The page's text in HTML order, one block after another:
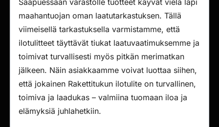
Saapuessaan varastolle tuotteet käyvät vielä läpi
maahantuojan oman laatutarkastuksen. Tällä
viimeisellä tarkastuksella varmistamme, että
ilotulitteet täyttävät tiukat laatuvaatimuksemme ja
toimivat turvallisesti myös pitkän merimatkan
jälkeen. Näin asiakkaamme voivat luottaa siihen,
että jokainen Rakettitukun ilotulite on turvallinen,
toimiva ja laadukas – valmiina tuomaan iloa ja
elämyksiä juhlahetkiin.